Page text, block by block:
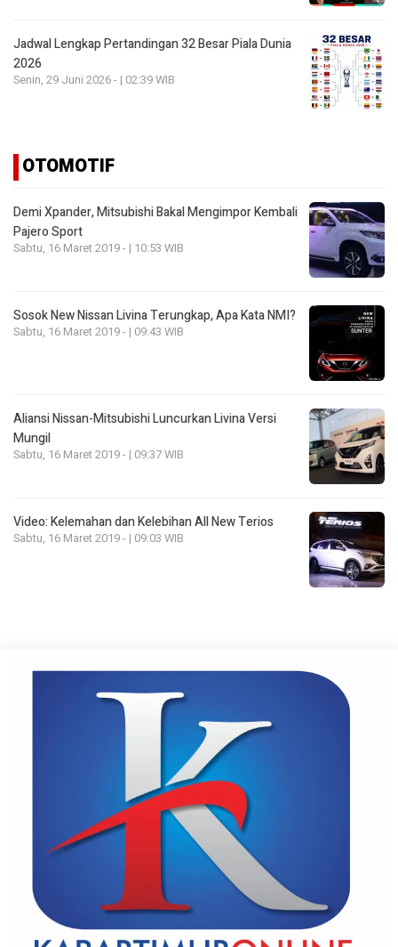
Jadwal Lengkap Pertandingan 32 Besar Piala Dunia
2026
Senin, 29 Juni 2026 - | 02:39 WIB
OTOMOTIF
Demi Xpander, Mitsubishi Bakal Mengimpor Kembali
Pajero Sport
Sabtu, 16 Maret 2019 - | 10:53 WIB
Sosok New Nissan Livina Terungkap, Apa Kata NMI?
Sabtu, 16 Maret 2019 - | 09:43 WIB
Aliansi Nissan-Mitsubishi Luncurkan Livina Versi
Mungil
Sabtu, 16 Maret 2019 - | 09:37 WIB
Video: Kelemahan dan Kelebihan All New Terios
Sabtu, 16 Maret 2019 - | 09:03 WIB